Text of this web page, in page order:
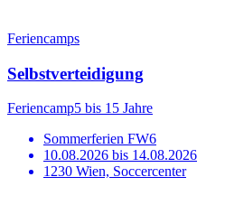
Feriencamps
Selbstverteidigung
Feriencamp5 bis 15 Jahre
Sommerferien FW6
10.08.2026 bis 14.08.2026
1230 Wien, Soccercenter